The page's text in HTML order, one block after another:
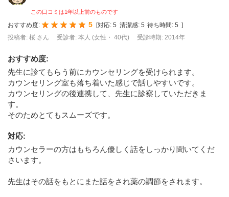
この口コミは1年以上前のものです
おすすめ度: 5 [対応: 5 清潔感: 5 待ち時間: 5 ]
投稿者: 桜 さん
受診者: 本人 (女性・ 40代) 受診時期: 2014年
おすすめ度:
先生に診てもらう前にカウンセリングを受けられます。
カウンセリング室も落ち着いた感じで話しやすいです。
カウンセリングの後連携して、先生に診察していただきま
す。
そのためとてもスムーズです。
対応:
カウンセラーの方はもちろん優しく話をしっかり聞いてくだ
さいます。
先生はその話をもとにまた話をされ薬の調節をされます。